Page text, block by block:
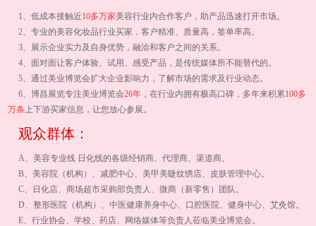
1、低成本接触近10多万家美容行业内合作客户，助产品迅速打开市场。
2、专业的美容化妆品行业买家，客户精准、质量高，签单率高。
3、展示企业实力及自身优势，融洽和客户之间的关系。
4、面对面让客户体验、试用、感受产品，是传统媒体所不能替代的。
5、通过美业博览会扩大企业影响力，了解市场的需求及行业动态。
6、博昌展览专注美业博览会26年 ，在行业内拥有极高口碑，多年来积累100多
万条 上下游买家信息，让您放心参展。
观众群体：
A、美容专业线 日化线的各级经销商、代理商、渠道商。
B、美容院（机构）、减肥中心、美甲美睫纹绣店、皮肤管理中心。
C、日化店、商场超市采购部负责人、微商（新零售）团队。
D、整形医院（机构）、中医健康养身中心、口腔医院、健身中心、艾灸馆。
E、行业协会、学校、药店、网络媒体等负责人莅临美业博览会。